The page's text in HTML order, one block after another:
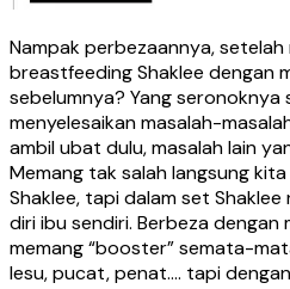
Nampak perbezaannya, setelah
breastfeeding Shaklee dengan
sebelumnya? Yang seronoknya
menyelesaikan masalah-
ambil ubat dulu, masalah lain
Memang tak salah langsung
Shaklee, tapi dalam set
diri ibu sendiri. Berbeza
memang “booster” semata-
lesu, pucat, penat…. tapi